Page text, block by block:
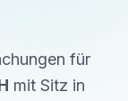
für
mit Sitz in